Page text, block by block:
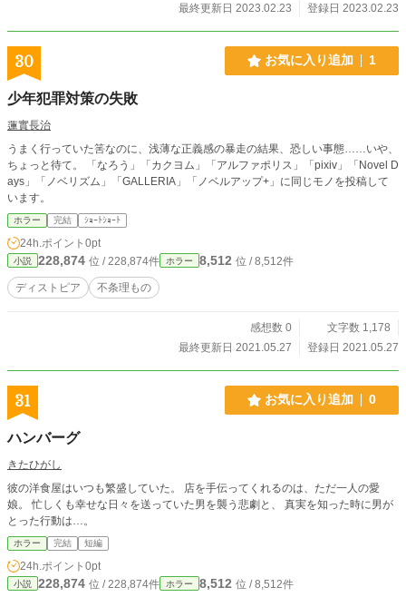
最終更新日 2023.02.23
登録日 2023.02.23
30 お気に入り追加 1
少年犯罪対策の失敗
蓮實長治
うまく行っていた筈なのに、浅薄な正義感の暴走の結果、恐しい事態……いや、
ちょっと待て。 「なろう」「カクヨム」「アルファポリス」「pixiv」「Novel D
ays」「ノベリズム」「GALLERIA」「ノベルアップ+」に同じモノを投稿して
います。
ホラー 完結 ｼｮｰﾄｼｮｰﾄ
24h.ポイント 0pt
小説 228,874 位 / 228,874件 ホラー 8,512 位 / 8,512件
ディストピア 不条理もの
感想数 0
文字数 1,178
最終更新日 2021.05.27
登録日 2021.05.27
31 お気に入り追加 0
ハンバーグ
きたひがし
彼の洋食屋はいつも繁盛していた。 店を手伝ってくれるのは、ただ一人の愛
娘。 忙しくも幸せな日々を送っていた男を襲う悲劇と、 真実を知った時に男が
とった行動は…。
ホラー 完結 短編
24h.ポイント 0pt
小説 228,874 位 / 228,874件 ホラー 8,512 位 / 8,512件